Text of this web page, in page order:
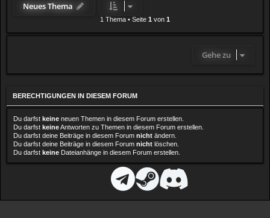
Neues Thema
1 Thema • Seite 1 von 1
Gehe zu
BERECHTIGUNGEN IN DIESEM FORUM
Du darfst keine neuen Themen in diesem Forum erstellen.
Du darfst keineAntworten zu Themen in diesem Forum erstellen.
Du darfst deine Beiträge in diesem Forum nicht ändern.
Du darfst deine Beiträge in diesem Forum nicht löschen.
Du darfst keine Dateianhänge in diesem Forum erstellen.
i
T
e
S
t
D
i